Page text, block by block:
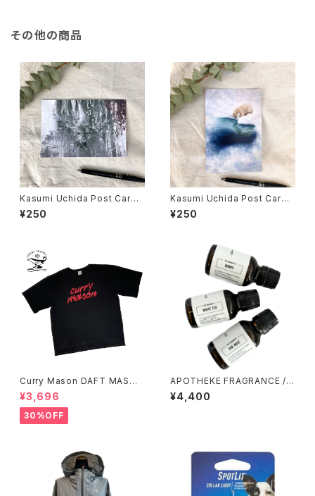
その他の商品
Kasumi Uchida Post Card
(Deer)
¥250
Kasumi Uchida Post Card
(Polar Bear)
¥250
Curry Mason DAFT MASON
T-Shirt
¥3,696
30%OFF
APOTHEKE FRAGRANCE /
フレグランスオイル
¥4,400